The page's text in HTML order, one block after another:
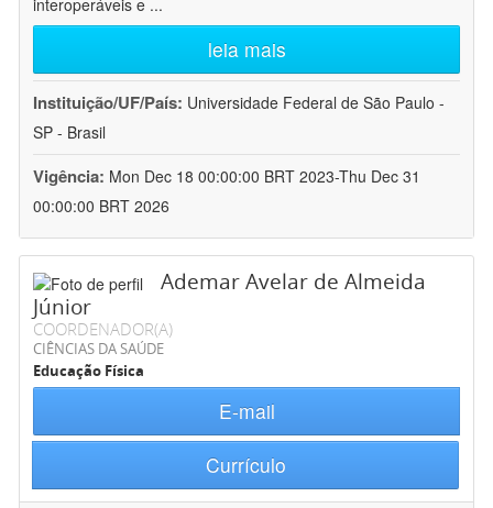
interoperáveis e ...
leia mais
Instituição/UF/País: Universidade Federal de São Paulo -
SP - Brasil
Vigência: Mon Dec 18 00:00:00 BRT 2023-Thu Dec 31
00:00:00 BRT 2026
Ademar Avelar de Almeida
Júnior
COORDENADOR(A)
CIÊNCIAS DA SAÚDE
Educação Física
E-mail
Currículo